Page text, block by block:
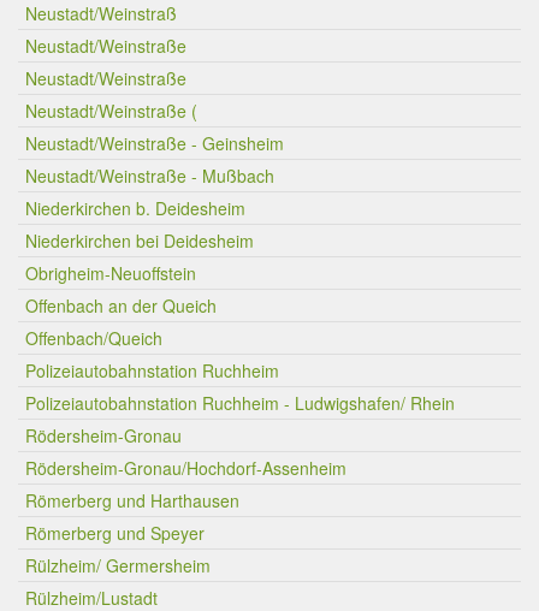
Neustadt/Weinstraß
Neustadt/Weinstraße
Neustadt/Weinstraße
Neustadt/Weinstraße (
Neustadt/Weinstraße - Geinsheim
Neustadt/Weinstraße - Mußbach
Niederkirchen b. Deidesheim
Niederkirchen bei Deidesheim
Obrigheim-Neuoffstein
Offenbach an der Queich
Offenbach/Queich
Polizeiautobahnstation Ruchheim
Polizeiautobahnstation Ruchheim - Ludwigshafen/ Rhein
Rödersheim-Gronau
Rödersheim-Gronau/Hochdorf-Assenheim
Römerberg und Harthausen
Römerberg und Speyer
Rülzheim/ Germersheim
Rülzheim/Lustadt